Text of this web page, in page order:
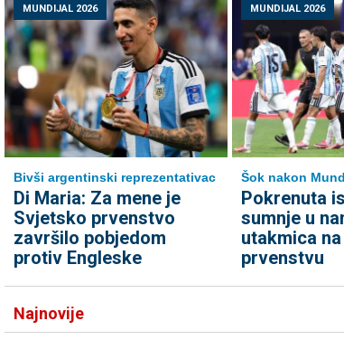
MUNDIJAL 2026
Bivši argentinski reprezentativac
Di Maria: Za mene je
Svjetsko prvenstvo
završilo pobjedom
protiv Engleske
MUNDIJAL 2026
Šok nakon
Pokrenuta
sumnje u
utakmica
prvenstvu
Najnovije